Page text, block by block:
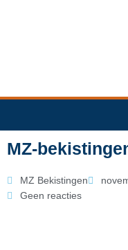
MZ-
MZ Bekistingen
Geen reacties